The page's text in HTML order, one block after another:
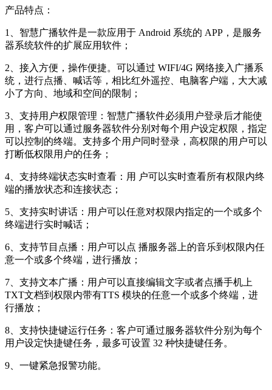
产品特点：
1、智慧广播软件是一款应用于 Android 系统的 APP，是服务
器系统软件的扩展应用软件；
2、接入方便，操作便捷。可以通过 WIFI/4G 网络接入广播系
统，进行点播、喊话等，相比红外遥控、电脑客户端，大大减
小了方向、地域和空间的限制；
3、支持用户权限管理：智慧广播软件必须用户登录后才能使
用，客户可以通过服务器软件分别对每个用户设定权限，指定
可以控制的终端。支持多个用户同时登录，高权限的用户可以
打断低权限用户的任务；
4、支持终端状态实时查看：用 户可以实时查看所有权限内终
端的播放状态和连接状态；
5、支持实时讲话：用户可以任意对权限内指定的一个或多个
终端进行实时喊话；
6、支持节目点播：用户可以点 播服务器上的音乐到权限内任
意一个或多个终端，进行播放；
7、支持文本广播：用户可以直接编辑文字或者点播手机上
TXT文档到权限内带有TTS 模块的任意一个或多个终端，进
行播放；
8、支持快捷键运行任务：客户可通过服务器软件分别为每个
用户设定快捷键任务，最多可设置 32 种快捷键任务。
9、一键紧急报警功能。